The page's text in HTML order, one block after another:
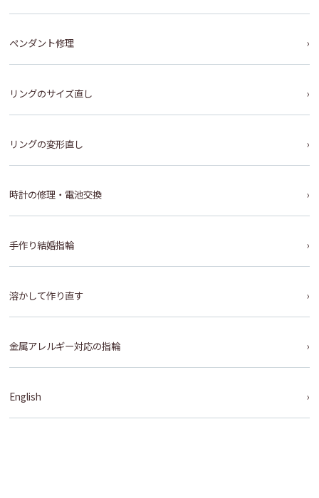
ペンダント修理
リングのサイズ直し
リングの変形直し
時計の修理・電池交換
手作り結婚指輪
溶かして作り直す
金属アレルギー対応の指輪
English